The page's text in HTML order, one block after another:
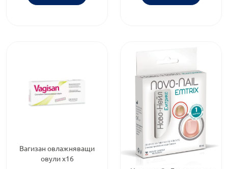
Вагизан овлажняващи
овули х16